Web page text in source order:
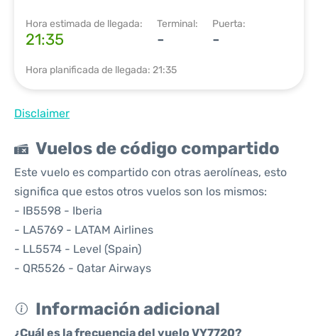
Hora estimada de llegada:
21:35
Terminal:
-
Puerta:
-
Hora planificada de llegada: 21:35
Disclaimer
Vuelos de código compartido
Este vuelo es compartido con otras aerolíneas, esto
significa que estos otros vuelos son los mismos:
- IB5598 - Iberia
- LA5769 - LATAM Airlines
- LL5574 - Level (Spain)
- QR5526 - Qatar Airways
Información adicional
¿Cuál es la frecuencia del vuelo VY7720?